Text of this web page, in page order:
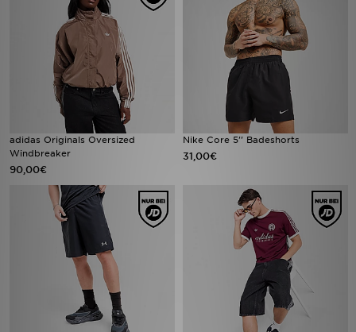
adidas Originals Oversized
Windbreaker
90,00€
Nike Core 5'' Badeshorts
31,00€